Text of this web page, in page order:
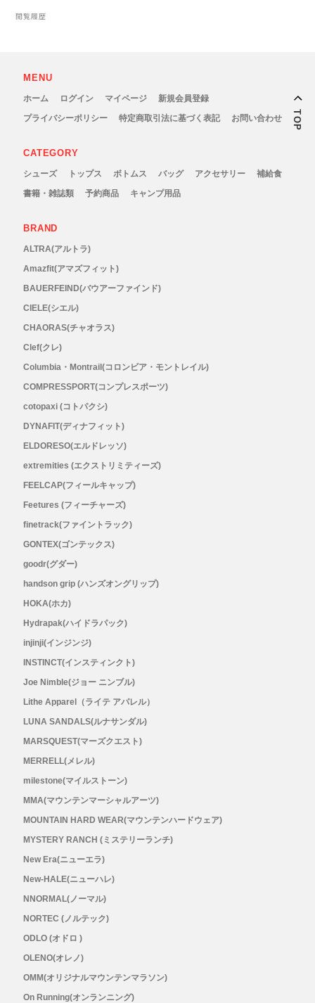
NNORMAL(ノーマル)
NORTEC (ノルテック)
ODLO (オドロ )
OLENO(オレノ)
OMM(オリジナルマウンテンマラソン)
OOFOS (ウーフォス)
Outdoor Research (アウトドアリサーチ)
PaaGo WORKS(パーゴワークス)
patagonia(パタゴニア)
PRO-TEC(プロテック)
Rab(ラブ)
ranor(ラナー)
RAIDLIGHT(レイドライト)
ROARK(ロアーク)
Simply Wonderful(シンプリーワンダフル)
STAMP RUN & CO (スタンプ ランアンド
コー)
TETON BROS(ティートンブロス)
THY (ティーエイチワイ)
Topo Athletic (トポ アスレチック)
閲覧履歴
MENU
ホーム ログイン マイページ
新規会員登録
プライバシーポリシー
特定商取引法に基づく表記 お問い合わせ
CATEGORY
シューズ トップス ボトムス バッグ アクセサリー
補給食
書籍・雑誌類
予約商品 キャンプ用品
BRAND
ALTRA(アルトラ)
Amazfit(アマズフィット)
BAUERFEIND(バウアーファインド)
CIELE(シエル)
CHAORAS(チャオラス)
Clef(クレ)
Columbia・Montrail(コロンビア・モントレイル)
COMPRESSPORT(コンプレスポーツ)
cotopaxi (コトパクシ)
DYNAFIT(ディナフィット)
ELDORESO(エルドレッソ)
extremities (エクストリミティーズ)
FEELCAP(フィールキャップ)
Feetures (フィーチャーズ)
finetrack(ファイントラック)
GONTEX(ゴンテックス)
goodr(グダー)
handson grip (ハンズオングリップ)
HOKA(ホカ)
Hydrapak(ハイドラパック)
injinji(インジンジ)
INSTINCT(インスティンクト)
Joe Nimble(ジョー ニンブル)
Lithe Apparel（ライテ アパレル）
LUNA SANDALS(ルナサンダル)
MARSQUEST(マーズクエスト)
MERRELL(メレル)
milestone(マイルストーン)
MMA(マウンテンマーシャルアーツ)
MOUNTAIN HARD WEAR(マウンテンハードウェア)
MYSTERY RANCH (ミステリーランチ)
New Era(ニューエラ)
New-HALE(ニューハレ)
NNORMAL(ノーマル)
NORTEC (ノルテック)
ODLO (オドロ )
OLENO(オレノ)
OMM(オリジナルマウンテンマラソン)
On Running(オンランニング)
TOP